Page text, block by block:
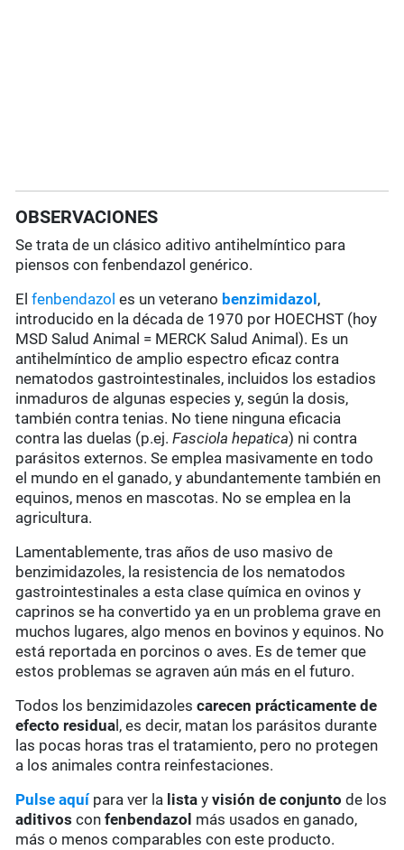
OBSERVACIONES
Se trata de un clásico aditivo antihelmíntico para
piensos con fenbendazol genérico.
Elfenbendazol es un veterano benzimidazol ,
introducido en la década de 1970 por HOECHST (hoy
MSD Salud Animal = MERCK Salud Animal). Es un
antihelmíntico de amplio espectro eficaz contra
nematodos gastrointestinales, incluidos los estadios
inmaduros de algunas especies y, según la dosis,
también contra tenias. No tiene ninguna eficacia
contra las duelas (p.ej.Fasciola hepatica) ni contra
parásitos externos. Se emplea masivamente en todo
el mundo en el ganado, y abundantemente también en
equinos, menos en mascotas. No se emplea en la
agricultura.
Lamentablemente, tras años de uso masivo de
benzimidazoles, la resistencia de los nematodos
gastrointestinales a esta clase química en ovinos y
caprinos se ha convertido ya en un problema grave en
muchos lugares, algo menos en bovinos y equinos. No
está reportada en porcinos o aves. Es de temer que
estos problemas se agraven aún más en el futuro.
Todos los benzimidazolescarecen prácticamente de
efecto residua l, es decir, matan los parásitos durante
las pocas horas tras el tratamiento, pero no protegen
a los animales contra reinfestaciones.
Pulse aquípara ver la lista yvisión de conjunto de los
aditivos confenbendazol más usados en ganado,
más o menos comparables con este producto.